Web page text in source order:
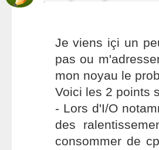
Je viens içi un
pas ou
mon noyau le
Voici les 2 points
- Lors d'I/O
des
consommer de